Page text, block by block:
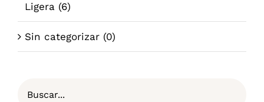
Ligera (6)
Sin categorizar (0)